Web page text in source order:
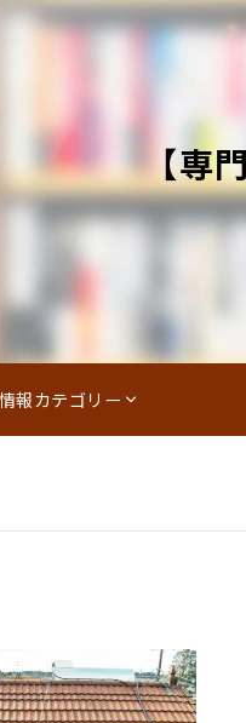
【専
報カテゴリー